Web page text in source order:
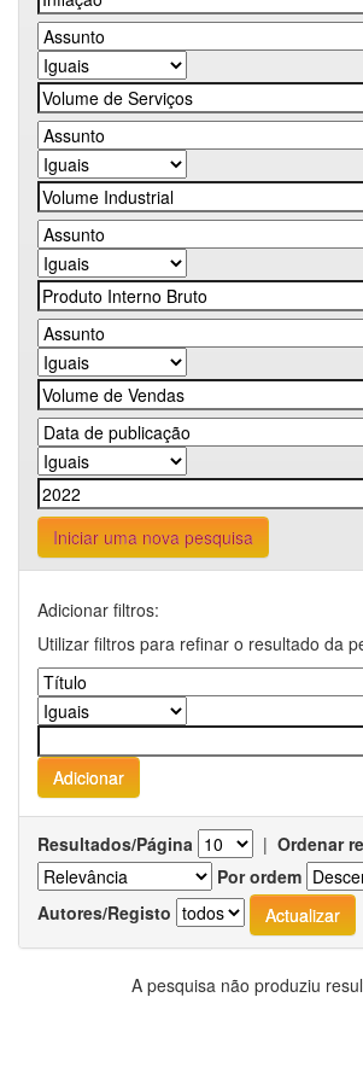
Iniciar uma nova pesquisa
Adicionar filtros:
Utilizar filtros para refinar o resultado da
Resultados/Página | Ordenar
Por ordem
Autores/Registo
A pesquisa não produziu